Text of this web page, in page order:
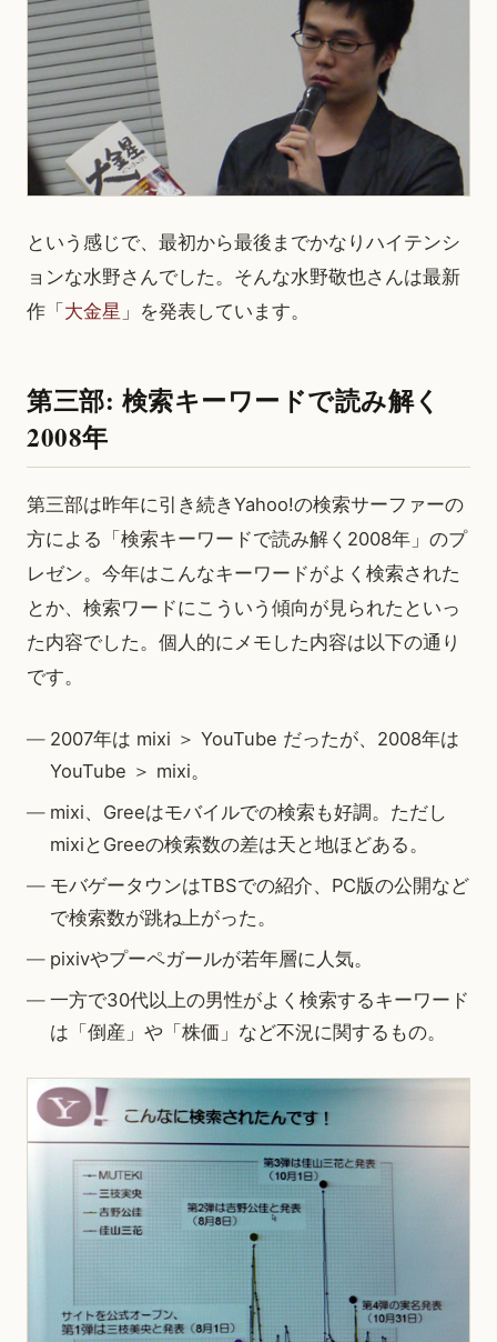
という感じで、最初から最後までかなりハイテンシ
ョンな水野さんでした。そんな水野敬也さんは最新
作「 大金星 」を発表しています。
第三部: 検索キーワードで読み解く
2008年
第三部は昨年に引き続きYahoo!の検索サーファーの
方による「検索キーワードで読み解く2008年」のプ
レゼン。今年はこんなキーワードがよく検索された
とか、検索ワードにこういう傾向が見られたといっ
た内容でした。個人的にメモした内容は以下の通り
です。
2007年は mixi ＞ YouTube だったが、2008年は
YouTube ＞ mixi。
mixi、Greeはモバイルでの検索も好調。ただし
mixiとGreeの検索数の差は天と地ほどある。
モバゲータウンはTBSでの紹介、PC版の公開など
で検索数が跳ね上がった。
pixivやプーペガールが若年層に人気。
一方で30代以上の男性がよく検索するキーワード
は「倒産」や「株価」など不況に関するもの。